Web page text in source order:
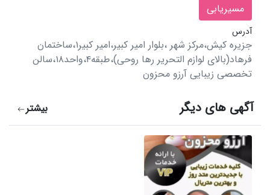
مسیریابی
آدرس
جزیره کیش،مرکز شهر ،بلوار امیر کبیر،امیر کبیر1،ساختمان
فرهاد(بالای لوازم التحریر رها روحی)،طبقه4،واحد18،سالن
تخصصی زیبایی آرزو محزون
آگهی های دیگر بیشتر